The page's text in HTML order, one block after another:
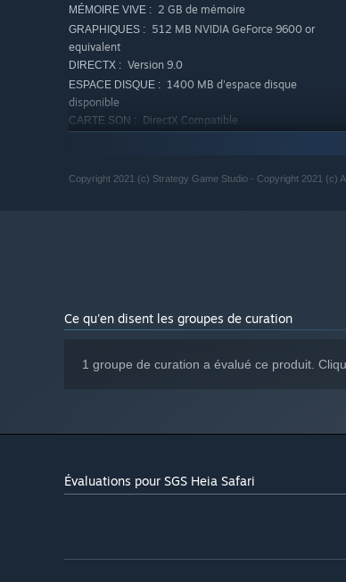
MÉMOIRE VIVE : 2 GB de mémoire
GRAPHIQUES : 512 MB NVIDIA GeForce 9600 or
equivalent
DIRECTX : Version 9.0
ESPACE DISQUE : 1400 MB d'espace disque
disponible
CARTE SON : DirectX Compatible
RECOMMANDÉE :
CARTE SON : DirectX 11+ Compatible
NOTES SUPPLÉMENTAIRES : Max 21:9 ratio on full
Copyright 2021 (c) Strategy Game Studio - Copyright 2021 (c)
Ce qu'en disent les groupes de curation
1 groupe de curation a évalué ce produit.
Évaluations pour SGS Heia Safari